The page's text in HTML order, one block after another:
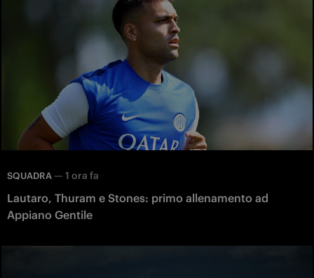
SQUADRA — 1 ora fa
Lautaro, Thuram e Stones: primo allenamento ad
Appiano Gentile